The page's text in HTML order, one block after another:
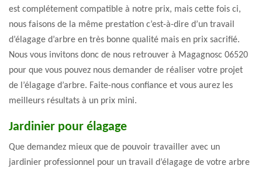
est complétement compatible à notre prix, mais cette fois ci,
nous faisons de la même prestation c’est-à-dire d’un travail
d’élagage d’arbre en très bonne qualité mais en prix sacrifié.
Nous vous invitons donc de nous retrouver à Magagnosc 06520
pour que vous pouvez nous demander de réaliser votre projet
de l’élagage d’arbre. Faite-nous confiance et vous aurez les
meilleurs résultats à un prix mini.
Jardinier pour élagage
Que demandez mieux que de pouvoir travailler avec un
jardinier professionnel pour un travail d’élagage de votre arbre